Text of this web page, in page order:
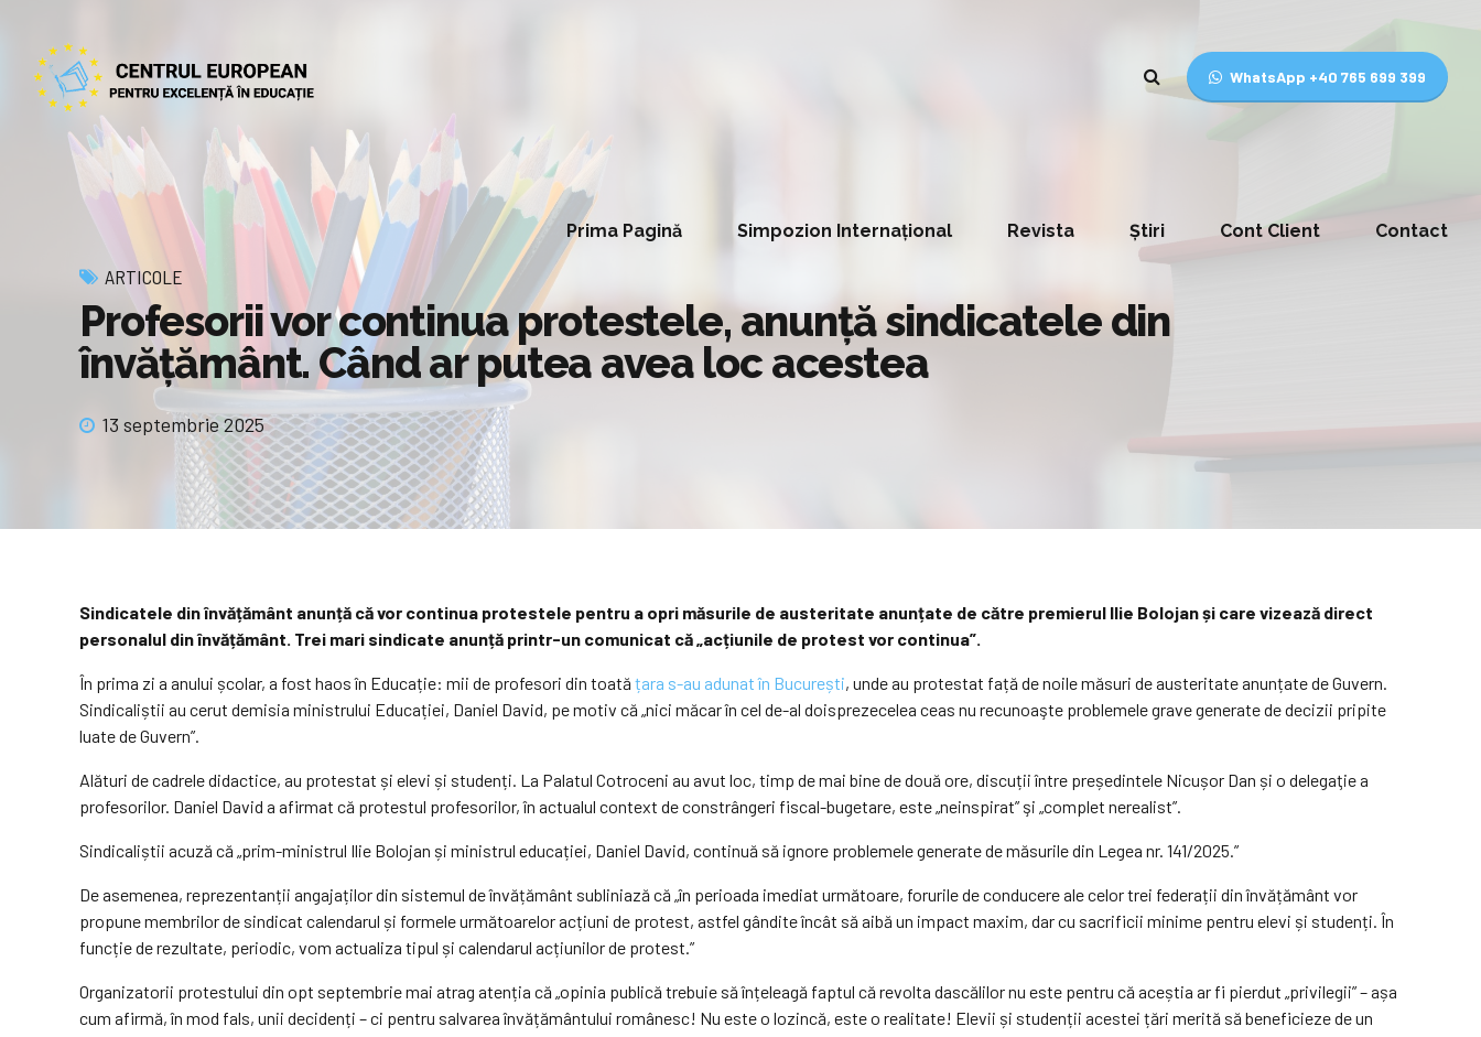
WhatsApp +40 765 699 399
Prima Pagină Simpozion Internațional Revista Știri Cont Client Contact
ARTICOLE
Profesorii vor continua protestele, anunță sindicatele din
învățământ. Când ar putea avea loc acestea
13 septembrie 2025
Sindicatele din învățământ anunță că vor continua protestele pentru a opri măsurile de austeritate anunțate de către premierul Ilie Bolojan și care vizează direct
personalul din învățământ. Trei mari sindicate anunță printr-un comunicat că „acțiunile de protest vor continua”.
În prima zi a anului școlar, a fost haos în Educație: mii de profesori din toată țara s-au adunat în București, unde au protestat față de noile măsuri de austeritate anunțate de Guvern.
Sindicaliștii au cerut demisia ministrului Educației, Daniel David, pe motiv că „nici măcar în cel de-al doisprezecelea ceas nu recunoaşte problemele grave generate de decizii pripite
luate de Guvern”.
Alături de cadrele didactice, au protestat și elevi și studenți. La Palatul Cotroceni au avut loc, timp de mai bine de două ore, discuții între președintele Nicușor Dan și o delegaţie a
profesorilor. Daniel David a afirmat că protestul profesorilor, în actualul context de constrângeri fiscal-bugetare, este „neinspirat” şi „complet nerealist”.
Sindicaliștii acuză că „prim-ministrul Ilie Bolojan și ministrul educației, Daniel David, continuă să ignore problemele generate de măsurile din Legea nr. 141/2025.”
De asemenea, reprezentanții angajaților din sistemul de învățământ subliniază că „în perioada imediat următoare, forurile de conducere ale celor trei federații din învățământ vor
propune membrilor de sindicat calendarul și formele următoarelor acțiuni de protest, astfel gândite încât să aibă un impact maxim, dar cu sacrificii minime pentru elevi și studenți. În
funcție de rezultate, periodic, vom actualiza tipul și calendarul acțiunilor de protest.”
Organizatorii protestului din opt septembrie mai atrag atenția că „opinia publică trebuie să înțeleagă faptul că revolta dascălilor nu este pentru că aceștia ar fi pierdut „privilegii” – așa
cum afirmă, în mod fals, unii decidenți – ci pentru salvarea învățământului românesc! Nu este o lozincă, este o realitate! Elevii și studenții acestei țări merită să beneficieze de un